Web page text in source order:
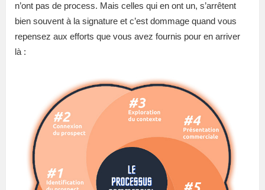
n’ont pas de process. Mais celles qui en ont un, s’arrêtent
bien souvent à la signature et c’est dommage quand vous
repensez aux efforts que vous avez fournis pour en arriver
là :